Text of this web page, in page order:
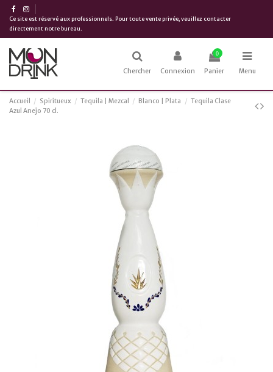
Ce site est réservé aux professionnels. Pour toute vente privée, veuillez contacter
directement notre bureau.
Chercher Connexion
0
Panier Menu
Accueil Spiritueux Tequila | Mezcal Blanco | Plata
Tequila Clase
Azul Anejo 70 cl.